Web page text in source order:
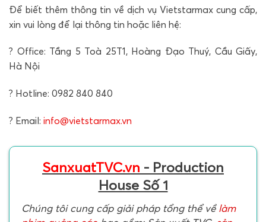
Để biết thêm thông tin về dịch vụ Vietstarmax cung cấp,
xin vui lòng để lại thông tin hoặc liên hệ:
? Office: Tầng 5 Toà 25T1, Hoàng Đạo Thuý, Cầu Giấy,
Hà Nội
? Hotline: 0982 840 840
? Email: info@vietstarmax.vn
SanxuatTVC.vn - Production
House Số 1
Chúng tôi cung cấp giải pháp tổng thể vềlàm